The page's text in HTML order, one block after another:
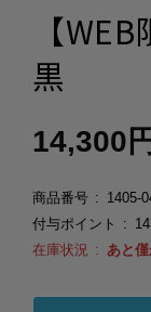
【
黒
14,300円
商品番号
1405-
付与ポイント
在庫状況
あと